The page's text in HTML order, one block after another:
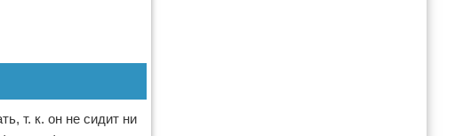
т. к. он не сидит ни